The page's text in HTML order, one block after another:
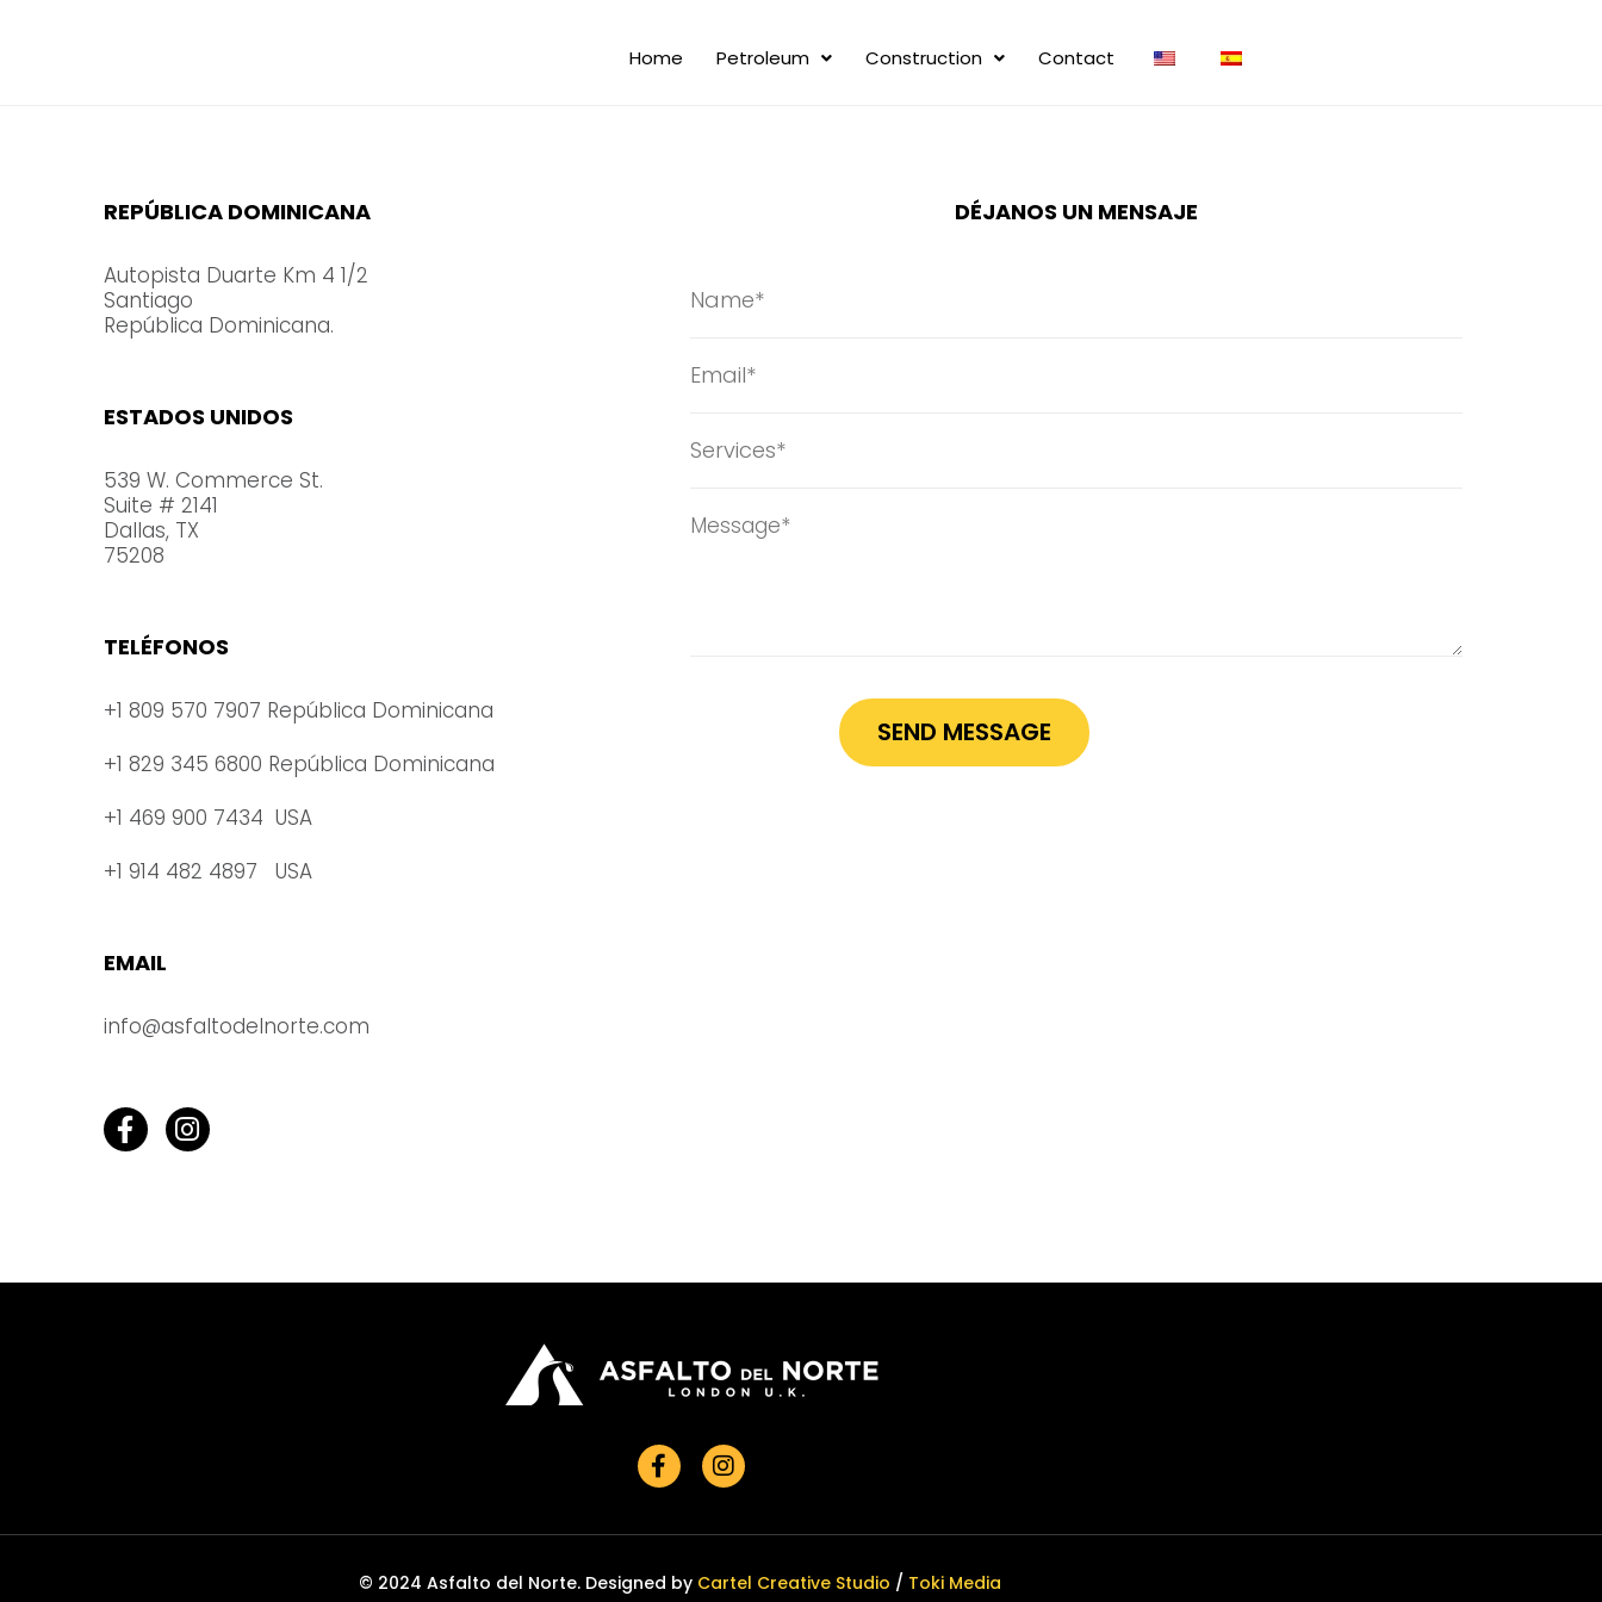
Home Petroleum Construction Contact
REPÚBLICA DOMINICANA
Autopista Duarte Km 4 1/2
Santiago
República Dominicana.
ESTADOS UNIDOS
539 W. Commerce St.
Suite # 2141
Dallas, TX
75208
TELÉFONOS
+1 809 570 7907 República Dominicana
+1 829 345 6800 República Dominicana
+1 469 900 7434 USA
+1 914 482 4897 USA
EMAIL
info@asfaltodelnorte.com
DÉJANOS UN MENSAJE
© 2024 Asfalto del Norte. Designed by Cartel Creative Studio / Toki Media